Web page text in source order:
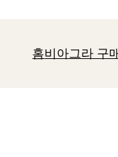
홈비아그라 구